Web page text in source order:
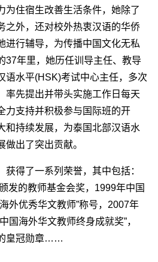
为住宿生改善生活条件，她除了
之外，还对校外热衷汉语的华侨
进行辅导，为传播中国文化无私
37年里，她历任训导主任、教导
语水平(HSK)考试中心主任，多次
率先提出并带头实施工作日每天
力支持并积极参与国际班的开
和持续发展，为泰国北部汉语水
出了突出贡献。
得了一系列荣誉，其中包括：
发的教师基金会奖，1999年中国
外优秀华文教师”称号，2007年
国海外华文教师终身成就奖”，
皇冠勋章……